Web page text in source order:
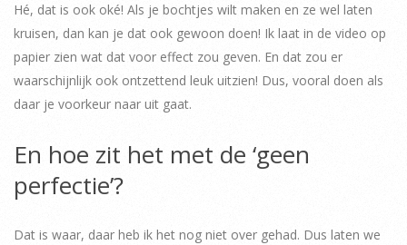
Hé, dat is ook oké! Als je bochtjes wilt maken en ze wel laten
kruisen, dan kan je dat ook gewoon doen! Ik laat in de video op
papier zien wat dat voor effect zou geven. En dat zou er
waarschijnlijk ook ontzettend leuk uitzien! Dus, vooral doen als
daar je voorkeur naar uit gaat.
En hoe zit het met de ‘geen
perfectie’?
Dat is waar, daar heb ik het nog niet over gehad. Dus laten we